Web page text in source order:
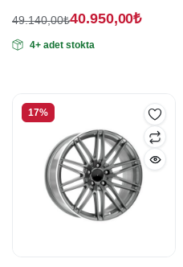
49.140,00₺
fiyat:
40.950,00₺
andaki
4+ adet stokta
17%